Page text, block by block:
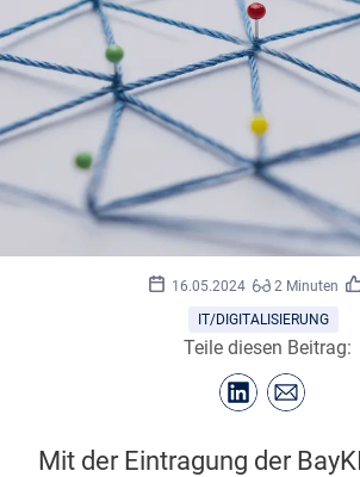
16.05.2024 2 Minuten
IT/DIGITALISIERUNG
Teile diesen Beitrag:
Mit der Eintragung der